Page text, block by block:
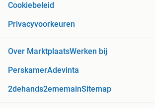
Cookiebeleid
Privacyvoorkeuren
Over MarktplaatsWerken bij
PerskamerAdevinta
2dehands2ememainSitemap